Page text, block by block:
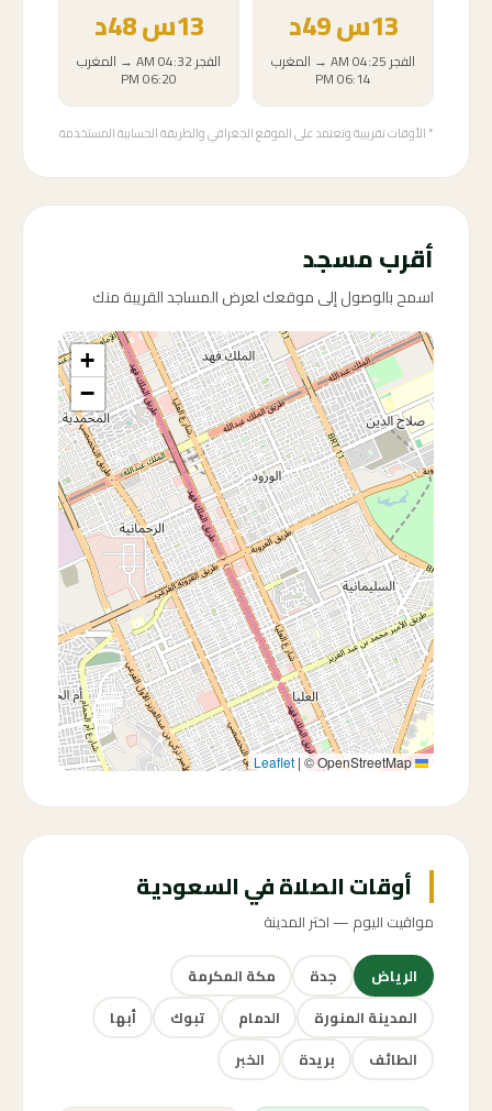
13س49د
الفجر04:25 AM
→ المغرب
06:14 PM
13س48د
الفجر04:32 AM
→ المغرب
06:20 PM
* الأوقات تقريبية وتعتمد على الموقع الجغرافي والطريقة الحسابية المستخدمة
أقرب مسجد
اسمح بالوصول إلى موقعك لعرض المساجد القريبة منك
+
−
Leaflet
| © OpenStreetMap
أوقات الصلاة في السعودية
مواقيت اليوم — اختر المدينة
الرياض جدة
مكة المكرمة
المدينة المنورة
الدمام تبوك
أبها
الطائف
بريدة الخبر